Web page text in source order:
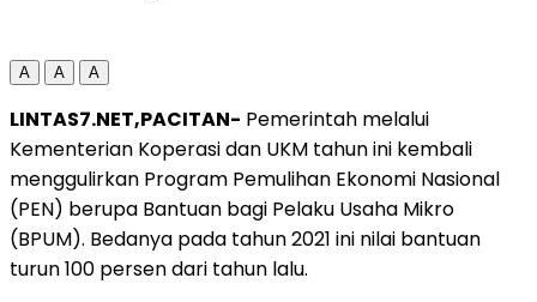
A A A
LINTAS7.NET,PACITAN- Pemerintah melalui
Kementerian Koperasi dan UKM tahun ini kembali
menggulirkan Program Pemulihan Ekonomi Nasional
(PEN) berupa Bantuan bagi Pelaku Usaha Mikro
(BPUM). Bedanya pada tahun 2021 ini nilai bantuan
turun 100 persen dari tahun lalu.